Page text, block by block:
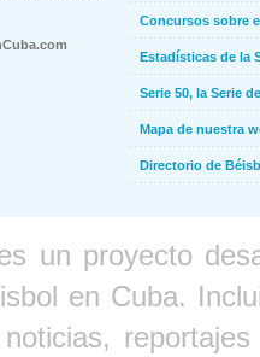
Concursos sobre
Estadísticas de la
Serie 50, la Serie
Mapa de nuestra
Directorio de
un proyecto
en Cuba.